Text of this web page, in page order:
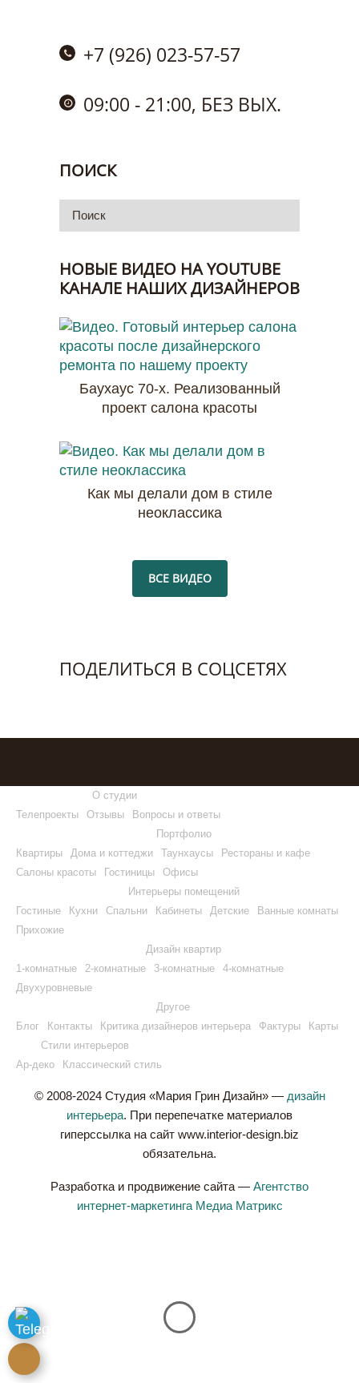
+7 (926) 023-57-57
09:00 - 21:00, БЕЗ ВЫХ.
ПОИСК
НОВЫЕ ВИДЕО НА YOUTUBE
КАНАЛЕ НАШИХ ДИЗАЙНЕРОВ
Баухаус 70-х. Реализованный
проект салона красоты
Как мы делали дом в стиле
неоклассика
ВСЕ ВИДЕО
ПОДЕЛИТЬСЯ В СОЦСЕТЯХ
О студии
Телепроекты
Отзывы
Вопросы и ответы
Портфолио
Квартиры
Дома и коттеджи Таунхаусы
Рестораны и кафе
Салоны красоты
Гостиницы
Офисы
Интерьеры помещений
Гостиные
Кухни Спальни Кабинеты Детские
Ванные комнаты
Прихожие
Дизайн квартир
1-комнатные
2-комнатные 3-комнатные
4-комнатные
Двухуровневые
Другое
Блог
Контакты Критика дизайнеров интерьера Фактуры
Карты
Стили интерьеров
Ар-деко
Классический стиль
© 2008-2024 Студия «Мария Грин Дизайн» — дизайн
интерьера. При перепечатке материалов
гиперссылка на сайт www.interior-design.biz
обязательна.
Разработка и продвижение сайта — Агентство
интернет-маркетинга Медиа Матрикс